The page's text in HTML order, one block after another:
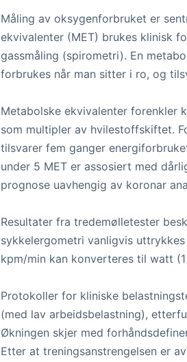
Måling av oksygenforbruket er
ekvivalenter (MET) brukes klinisk
gassmåling (spirometri). En
forbrukes når man sitter i ro, og
Metabolske ekvivalenter forenkler
som multipler av hvilestoffskiftet.
tilsvarer fem ganger
under 5 MET er assosiert med
prognose uavhengig av koronar
Resultater fra tredemølletester
sykkelergometri vanligvis
kpm/min kan konverteres til watt
Protokoller for kliniske
(med lav arbeidsbelastning),
Økningen skjer med
Etter at treningsanstrengelsen er